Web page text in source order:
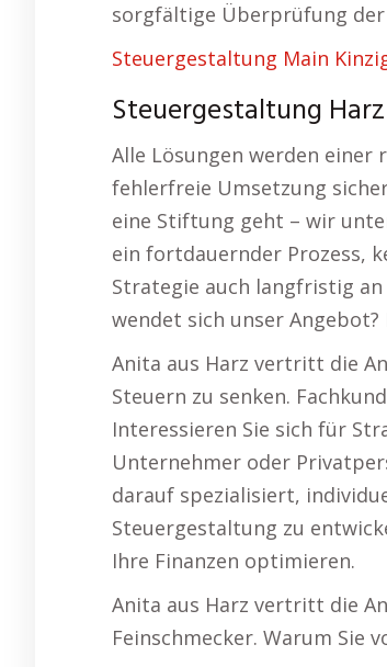
sorgfältige Überprüfung
Steuergestaltung Main
Steuergestaltung
Alle Lösungen werden
fehlerfreie Umsetzung
eine Stiftung geht – wir
ein fortdauernder Prozess,
Strategie auch langfristig an
wendet sich unser
Anita aus Harz vertritt die
Steuern zu senken.
Interessieren Sie sich für
Unternehmer oder
darauf spezialisiert,
Steuergestaltung zu
Ihre Finanzen optimieren.
Anita aus Harz vertritt die
Feinschmecker. Warum Sie